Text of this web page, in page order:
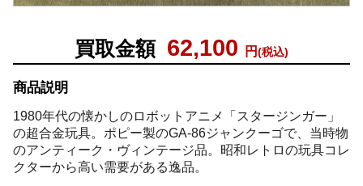
買取金額 62,100 円(税込)
商品説明
1980年代の懐かしのロボットアニメ「スタージンガー」
の超合金玩具。ポピー製のGA-86ジャンクーゴで、当時物
のアンティーク・ヴィンテージ品。昭和レトロの玩具コレ
クターから高い需要がある逸品。